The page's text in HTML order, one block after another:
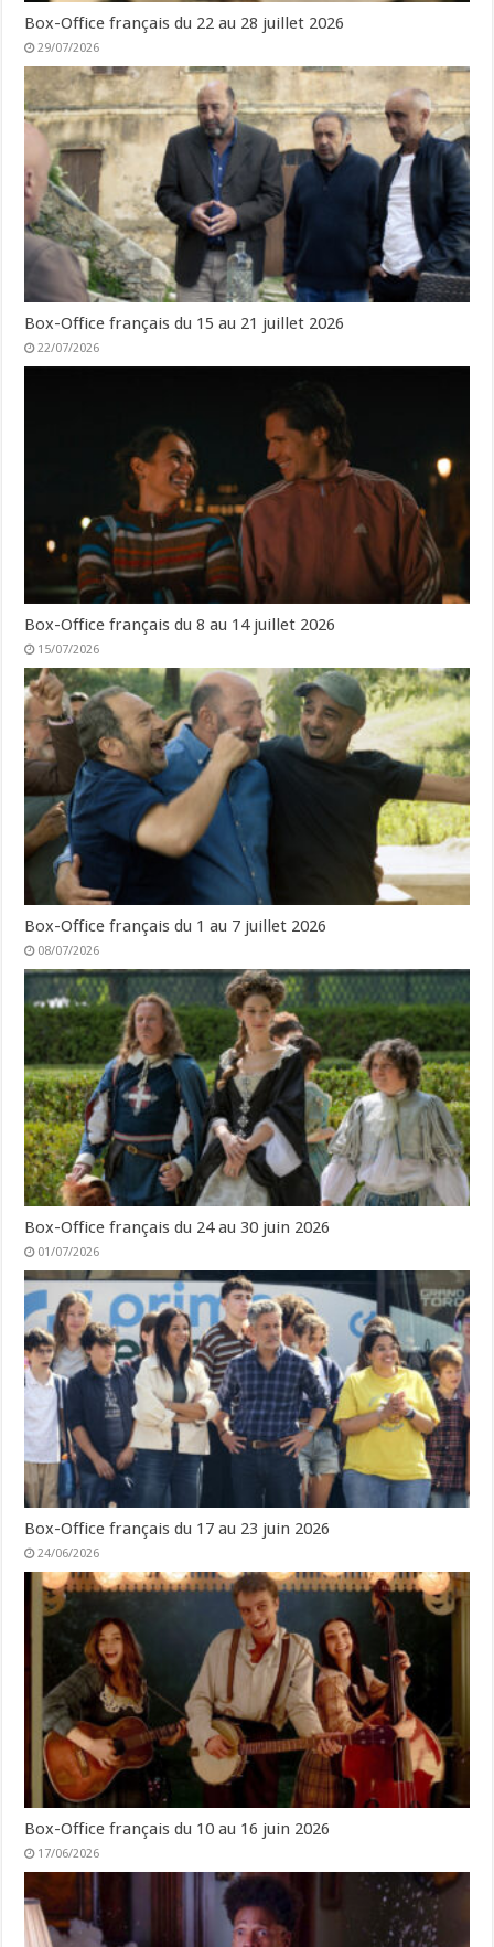
Box-Office français du 22 au 28 juillet 2026
29/07/2026
Box-Office français du 15 au 21 juillet 2026
22/07/2026
Box-Office français du 8 au 14 juillet 2026
15/07/2026
Box-Office français du 1 au 7 juillet 2026
08/07/2026
Box-Office français du 24 au 30 juin 2026
01/07/2026
Box-Office français du 17 au 23 juin 2026
24/06/2026
Box-Office français du 10 au 16 juin 2026
17/06/2026